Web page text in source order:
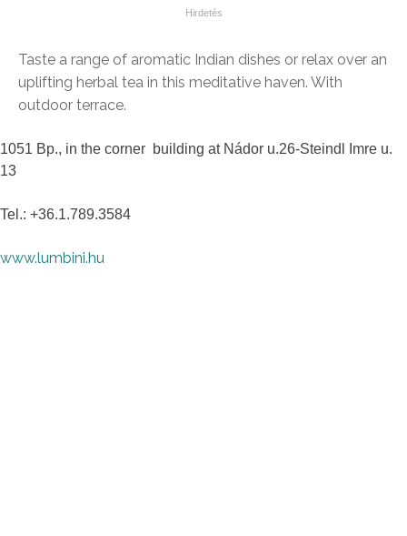
Taste a range of aromatic Indian dishes or relax over an
uplifting herbal tea in this meditative haven. With
outdoor terrace.
1051 Bp., in the corner building at Nádor u.26-Steindl Imre u.
13
Tel.: +36.1.789.3584
www.lumbini.hu